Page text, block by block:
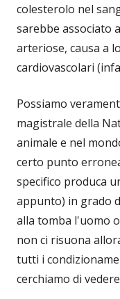
colesterolo nel
sarebbe associato
arteriose, causa a
cardiovascolari
Possiamo
magistrale della
animale e nel
certo punto
specifico produca
appunto) in grado
alla tomba l'uomo
non ci risuona
tutti i
cerchiamo di